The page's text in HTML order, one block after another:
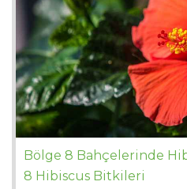
Bölge 8 Bahçelerinde
8 Hibiscus Bitkileri